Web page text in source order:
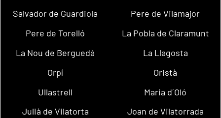
Salvador de Guardiola
Pere de Vilamajor
Pere de Torelló
La Pobla de Claramunt
La Nou de Berguedà
La Llagosta
Orpí
Oristà
Ullastrell
Maria d´Oló
Julià de Vilatorta
Joan de Vilatorrada